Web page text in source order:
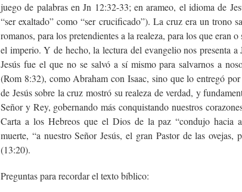
juego de palabras en Jn 12:32-33; en arameo, el idioma de
“ser exaltado” como “ser crucificado”). La cruz era un trono
romanos, para los pretendientes a la realeza, para los que eran
el imperio. Y de hecho, la lectura del evangelio nos presenta a
Jesús fue el que no se salvó a sí mismo para salvarnos a
(Rom 8:32), como Abraham con Isaac, sino que lo entregó
de Jesús sobre la cruz mostró su realeza de verdad, y
Señor y Rey, gobernando más conquistando nuestros
Carta a los Hebreos que el Dios de la paz “condujo hacia
muerte, “a nuestro Señor Jesús, el gran Pastor de las ovejas,
(13:20).
Preguntas para recordar el texto bíblico: